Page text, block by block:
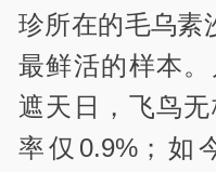
珍所在的毛乌素
最鲜活的样本
遮天日，飞鸟
率仅0.9%；如